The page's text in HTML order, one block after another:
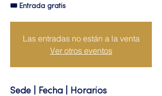
🎟️ Entrada gratis
Las entradas no están a la venta
Ver otros eventos
Sede | Fecha | Horarios